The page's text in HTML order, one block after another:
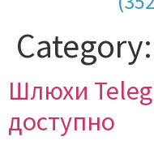
Category:
Шлюхи
доступно